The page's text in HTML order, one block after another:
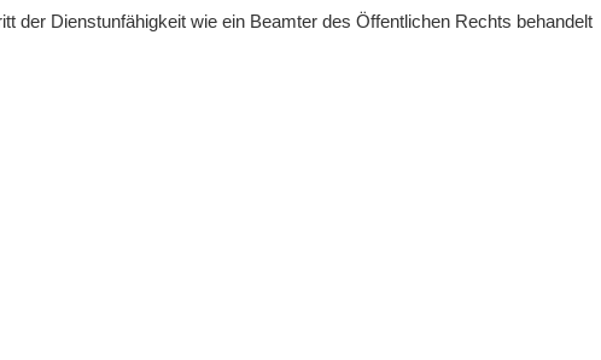
der Dienstunfähigkeit wie ein Beamter des Öffentlichen Rechts behandelt